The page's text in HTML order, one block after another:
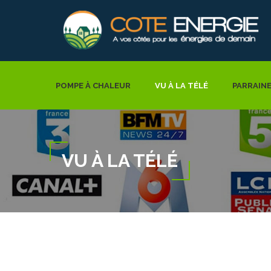
POMPE À CHALEUR VU À LA TÉLÉ
VU À LA TÉLÉ